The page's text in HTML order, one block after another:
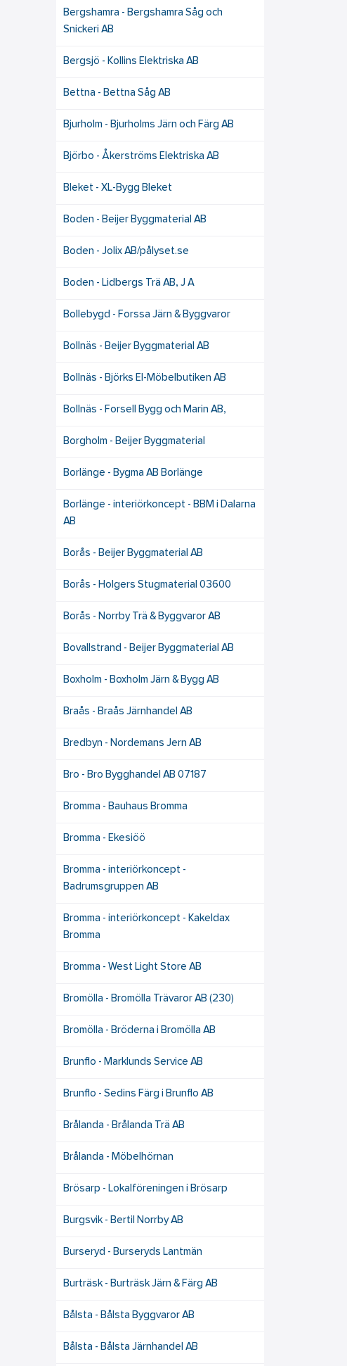
Bergshamra - Bergshamra Såg och
Snickeri AB
Bergsjö - Kollins Elektriska AB
Bettna - Bettna Såg AB
Bjurholm - Bjurholms Järn och Färg AB
Björbo - Åkerströms Elektriska AB
Bleket - XL-Bygg Bleket
Boden - Beijer Byggmaterial AB
Boden - Jolix AB/pålyset.se
Boden - Lidbergs Trä AB, J A
Bollebygd - Forssa Järn & Byggvaror
Bollnäs - Beijer Byggmaterial AB
Bollnäs - Björks El-Möbelbutiken AB
Bollnäs - Forsell Bygg och Marin AB,
Borgholm - Beijer Byggmaterial
Borlänge - Bygma AB Borlänge
Borlänge - interiörkoncept - BBM i Dalarna
AB
Borås - Beijer Byggmaterial AB
Borås - Holgers Stugmaterial 03600
Borås - Norrby Trä & Byggvaror AB
Bovallstrand - Beijer Byggmaterial AB
Boxholm - Boxholm Järn & Bygg AB
Braås - Braås Järnhandel AB
Bredbyn - Nordemans Jern AB
Bro - Bro Bygghandel AB 07187
Bromma - Bauhaus Bromma
Bromma - Ekesiöö
Bromma - interiörkoncept -
Badrumsgruppen AB
Bromma - interiörkoncept - Kakeldax
Bromma
Bromma - West Light Store AB
Bromölla - Bromölla Trävaror AB (230)
Bromölla - Bröderna i Bromölla AB
Brunflo - Marklunds Service AB
Brunflo - Sedins Färg i Brunflo AB
Brålanda - Brålanda Trä AB
Brålanda - Möbelhörnan
Brösarp - Lokalföreningen i Brösarp
Burgsvik - Bertil Norrby AB
Burseryd - Burseryds Lantmän
Burträsk - Burträsk Järn & Färg AB
Bålsta - Bålsta Byggvaror AB
Bålsta - Bålsta Järnhandel AB